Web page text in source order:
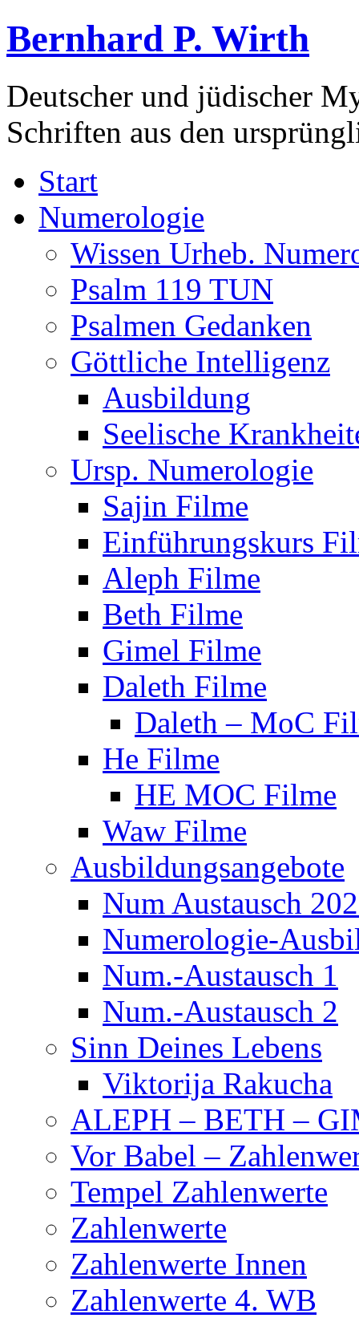
Bernhard P. Wirth
Deutscher und jüdischer
Schriften aus den
Start
Numerologie
Wissen Urheb.
Psalm 119 TUN
Psalmen Gedanken
Göttliche Intelligenz
Ausbildung
Seelische
Ursp. Numerologie
Sajin Filme
Einführungskurs
Aleph Filme
Beth Filme
Gimel Filme
Daleth Filme
Daleth – MoC
He Filme
HE MOC Filme
Waw Filme
Ausbildungsangebote
Num Austausch
Numerologie-
Num.-Austausch 1
Num.-Austausch 2
Sinn Deines Lebens
Viktorija Rakucha
ALEPH – BETH –
Vor Babel –
Tempel Zahlenwerte
Zahlenwerte
Zahlenwerte Innen
Zahlenwerte 4. WB